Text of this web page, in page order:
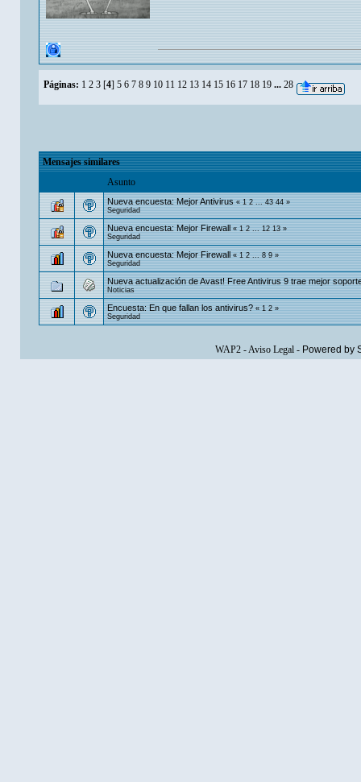
Páginas: 1 2 3 [4] 5 6 7 8 9 10 11 12 13 14 15 16 17 18 19 ... 28
Mensajes similares
Asunto
Nueva encuesta: Mejor Antivirus «1 2...43 44»
Seguridad
Nueva encuesta: Mejor Firewall «1 2...12 13»
Seguridad
Nueva encuesta: Mejor Firewall «1 2...8 9»
Seguridad
Nueva actualización de Avast! Free Antivirus 9 trae mejor
Noticias
Encuesta: En que fallan los antivirus? «1 2»
Seguridad
WAP2-Aviso Legal- Powered by